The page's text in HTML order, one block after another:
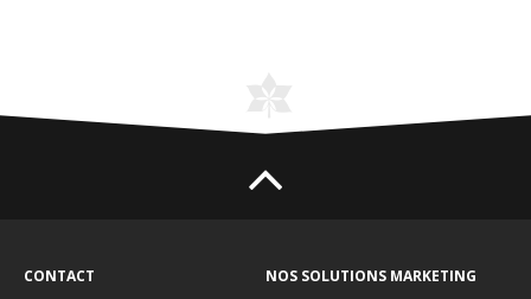
CONTACT NOS SOLUTIONS MARKETING